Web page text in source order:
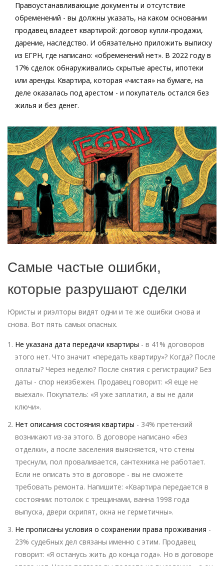
Правоустанавливающие документы и отсутствие
обременений - вы должны указать, на каком основании
продавец владеет квартирой: договор купли-продажи,
дарение, наследство. И обязательно приложить выписку
из ЕГРН, где написано: «обременений нет». В 2022 году в
17% сделок обнаруживались скрытые аресты, ипотеки
или аренды. Квартира, которая «чистая» на бумаге, на
деле оказалась под арестом - и покупатель остался без
жилья и без денег.
Самые частые ошибки,
которые разрушают сделки
Юристы и риэлторы видят одни и те же ошибки снова и
снова. Вот пять самых опасных.
Не указана дата передачи квартиры - в 41% договоров
этого нет. Что значит «передать квартиру»? Когда? После
оплаты? Через неделю? После снятия с регистрации? Без
даты - спор неизбежен. Продавец говорит: «Я еще не
выехал». Покупатель: «Я уже заплатил, а вы не дали
ключи».
Нет описания состояния квартиры - 34% претензий
возникают из-за этого. В договоре написано «без
отделки», а после заселения выясняется, что стены
треснули, пол проваливается, сантехника не работает.
Если не описать это в договоре - вы не сможете
требовать ремонта. Напишите: «Квартира передается в
состоянии: потолок с трещинами, ванна 1998 года
выпуска, двери скрипят, окна не герметичны».
Не прописаны условия о сохранении права проживания -
23% судебных дел связаны именно с этим. Продавец
говорит: «Я останусь жить до конца года». Но в договоре